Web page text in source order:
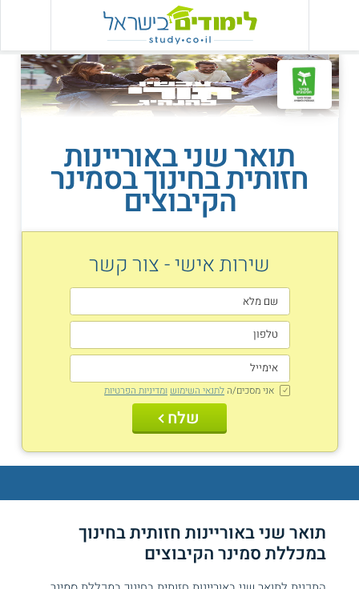
תואר שני באוריינות
חזותית בחינוך בסמינר
הקיבוצים
שירות אישי - צור קשר
אני מסכים/ה לתנאי השימוש ומדיניות הפרטיות
שלח
תואר שני באוריינות חזותית בחינוך
במכללת סמינר הקיבוצים